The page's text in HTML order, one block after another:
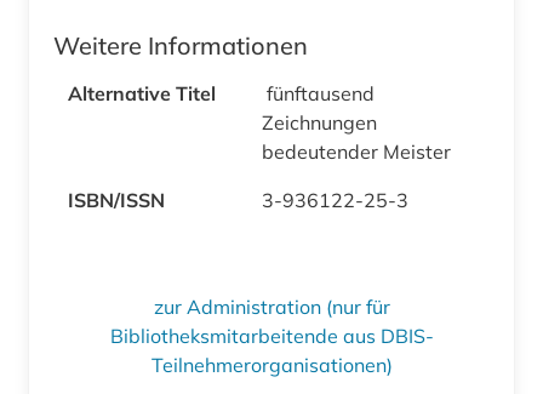
Weitere Informationen
Alternative Titel
fünftausend
Zeichnungen
bedeutender Meister
ISBN/ISSN
3-936122-25-3
zur Administration (nur für
Bibliotheksmitarbeitende aus DBIS-
Teilnehmerorganisationen)